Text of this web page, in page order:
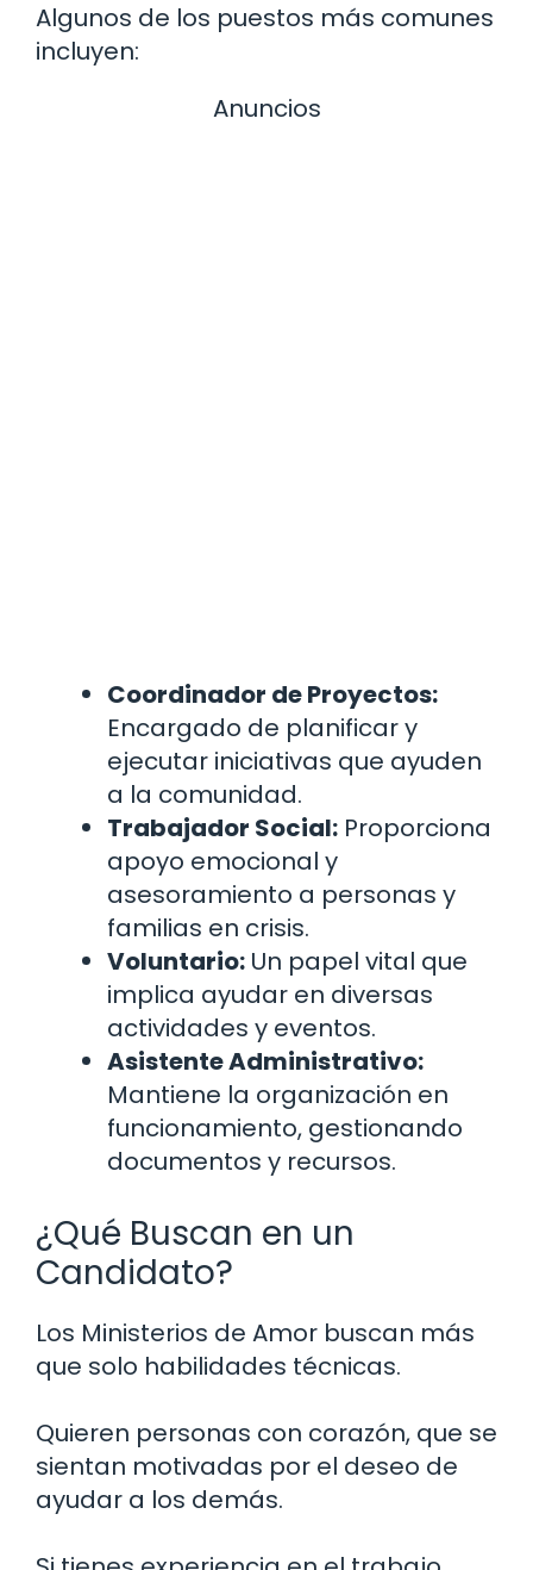
Algunos de los puestos más comunes
incluyen:
Anuncios
Coordinador de Proyectos:
Encargado de planificar y
ejecutar iniciativas que ayuden
a la comunidad.
Trabajador Social: Proporciona
apoyo emocional y
asesoramiento a personas y
familias en crisis.
Voluntario: Un papel vital que
implica ayudar en diversas
actividades y eventos.
Asistente Administrativo:
Mantiene la organización en
funcionamiento, gestionando
documentos y recursos.
¿Qué Buscan en un
Candidato?
Los Ministerios de Amor buscan más
que solo habilidades técnicas.
Quieren personas con corazón, que se
sientan motivadas por el deseo de
ayudar a los demás.